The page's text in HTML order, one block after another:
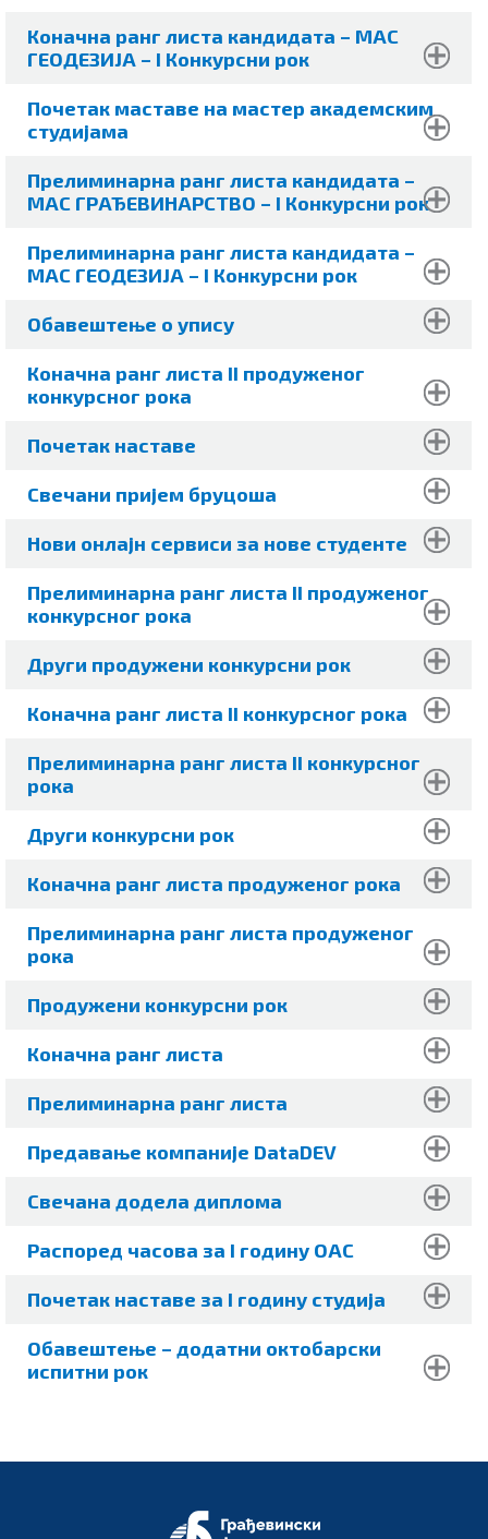
Коначна ранг листа кандидата – МАС
ГЕОДЕЗИЈА – I Конкурсни рок
Почетак маставе на мастер академским
студијама
Прелиминарна ранг листа кандидата –
МАС ГРАЂЕВИНАРСТВО – I Конкурсни рок
Прелиминарна ранг листа кандидата –
МАС ГЕОДЕЗИЈА – I Конкурсни рок
Обавештење о упису
Коначна ранг листа II продуженог
конкурсног рока
Почетак наставе
Свечани пријем бруцоша
Нови онлајн сервиси за нове студенте
Прелиминарна ранг листа II продуженог
конкурсног рока
Други продужени конкурсни рок
Коначна ранг листа II конкурсног рока
Прелиминарна ранг листа II конкурсног
рока
Други конкурсни рок
Коначна ранг листа продуженог рока
Прелиминарна ранг листа продуженог
рока
Продужени конкурсни рок
Коначна ранг листа
Прелиминарна ранг листа
Предавање компаније DataDEV
Свечана додела диплома
Распоред часова за I годину ОАС
Почетак наставе за I годину студија
Обавештење – додатни октобарски
испитни рок